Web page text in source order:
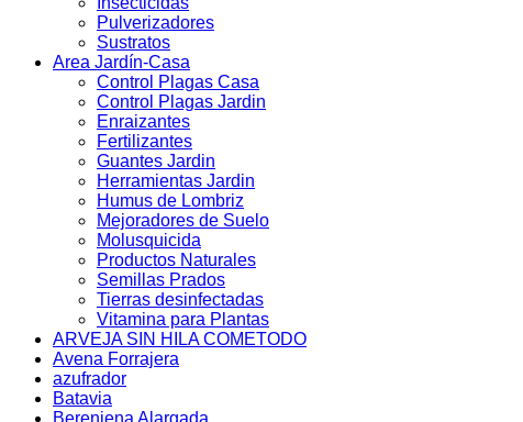
Pulverizadores
Sustratos
Area Jardín-Casa
Control Plagas Casa
Control Plagas Jardin
Enraizantes
Fertilizantes
Guantes Jardin
Herramientas Jardin
Humus de Lombriz
Mejoradores de Suelo
Molusquicida
Productos Naturales
Semillas Prados
Tierras desinfectadas
Vitamina para Plantas
ARVEJA SIN HILA COMETODO
Avena Forrajera
azufrador
Batavia
Berenjena Alargada